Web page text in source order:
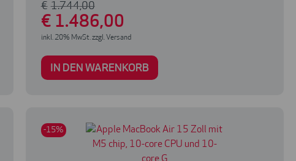
€ 1.744,00
€ 1.486,00
inkl. 20% MwSt. zzgl. Versand
IN DEN WARENKORB
-15%